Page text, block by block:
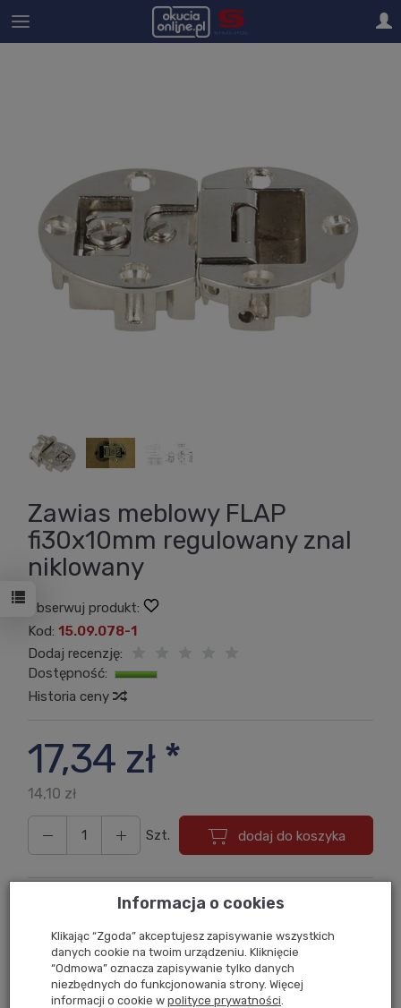
Zawias meblowy FLAP
fi30x10mm regulowany znal
niklowany
Obserwuj produkt:
Kod: 15.09.078-1
Dodaj recenzję:
Dostępność:
Historia ceny
17,34 zł *
14,10 zł
Szt. dodaj do koszyka
Zapytaj o cenę hurtową
Drukuj
Informacja o cookies
Klikając “Zgoda” akceptujesz zapisywanie wszystkich
danych cookie na twoim urządzeniu. Kliknięcie
“Odmowa” oznacza zapisywanie tylko danych
niezbędnych do funkcjonowania strony. Więcej
informacji o cookie w polityce prywatności